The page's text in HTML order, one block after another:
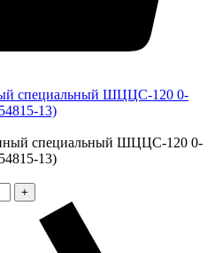
специальный ШЦЦС-120 0-
13)